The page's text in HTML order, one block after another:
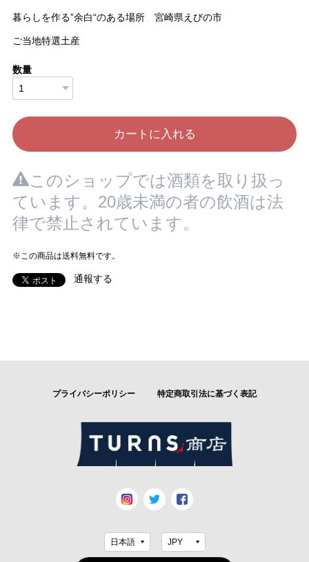
暮らしを作る”余白“のある場所 宮崎県えびの市
ご当地特選土産
数量
カートに入れる
このショップでは酒類を取り扱っ
ています。20歳未満の者の飲酒は法
律で禁止されています。
※この商品は送料無料です。
通報する
プライバシーポリシー 特定商取引法に基づく表記